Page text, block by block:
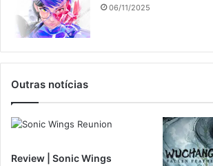
06/11/2025
Outras notícias
Review | Sonic Wings